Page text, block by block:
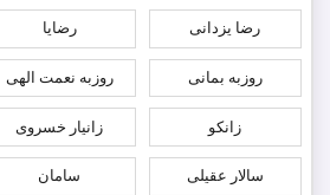
رضا یزدانی رضایا
روزبه بمانى روزبه نعمت الهی
زانکو زانیار خسروی
سالار عقیلی سامان